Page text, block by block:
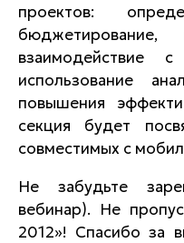
проектов:
взаимодействие
использование
повышения
секция будет
совместимых с
Не забудьте
вебинар). Не
2012»! Спасибо за